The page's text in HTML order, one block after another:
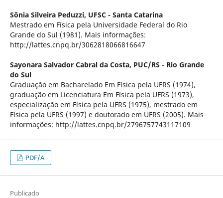
Sônia Silveira Peduzzi, UFSC - Santa Catarina
Mestrado em Física pela Universidade Federal do Rio
Grande do Sul (1981). Mais informações:
http://lattes.cnpq.br/3062818066816647
Sayonara Salvador Cabral da Costa, PUC/RS - Rio Grande
do Sul
Graduação em Bacharelado Em Física pela UFRS (1974),
graduação em Licenciatura Em Física pela UFRS (1973),
especialização em Física pela UFRS (1975), mestrado em
Física pela UFRS (1997) e doutorado em UFRS (2005). Mais
informações: http://lattes.cnpq.br/2796757743117109
PDF/A
Publicado